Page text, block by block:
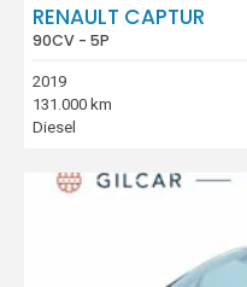
RENAULT CAPTUR
90CV - 5P
2019
131.000 km
Diesel